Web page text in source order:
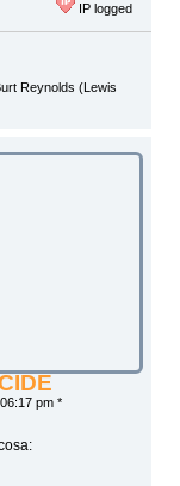
IP logged
Reynolds (Lewis
pm *